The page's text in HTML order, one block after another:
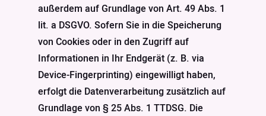
außerdem auf Grundlage von Art. 49 Abs. 1
lit. a DSGVO. Sofern Sie in die Speicherung
von Cookies oder in den Zugriff auf
Informationen in Ihr Endgerät (z. B. via
Device-Fingerprinting) eingewilligt haben,
erfolgt die Datenverarbeitung zusätzlich auf
Grundlage von § 25 Abs. 1 TTDSG. Die